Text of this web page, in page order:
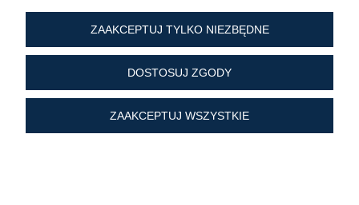
tel.:+ 48 603 190 513
tel.:+ 48 41 361 25 21
e-mail:sklep@liturgiczny.pl
ZAAKCEPTUJ TYLKO NIEZBĘDNE
DOSTOSUJ ZGODY
ZAAKCEPTUJ WSZYSTKIE